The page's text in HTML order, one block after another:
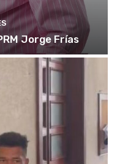
Jorge Frías